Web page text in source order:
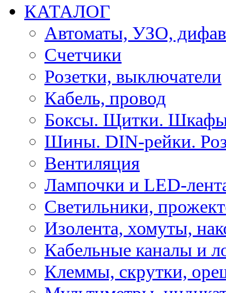
КАТАЛОГ
Автоматы, УЗО,
Счетчики
Розетки, выключатели
Кабель, провод
Боксы. Щитки.
Шины. DIN-рейки.
Вентиляция
Лампочки и LED-
Светильники,
Изолента, хомуты,
Кабельные каналы и
Клеммы, скрутки,